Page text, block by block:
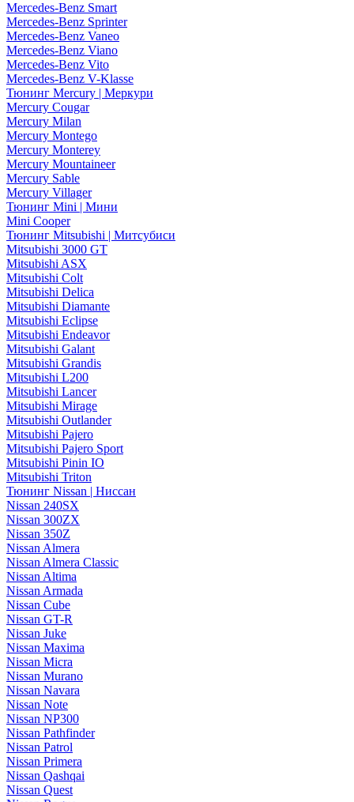
Mercedes-Benz Smart
Mercedes-Benz Sprinter
Mercedes-Benz Vaneo
Mercedes-Benz Viano
Mercedes-Benz Vito
Mercedes-Benz V-Klasse
Тюнинг Mercury | Меркури
Mercury Cougar
Mercury Milan
Mercury Montego
Mercury Monterey
Mercury Mountaineer
Mercury Sable
Mercury Villager
Тюнинг Mini | Мини
Mini Cooper
Тюнинг Mitsubishi | Митсубиси
Mitsubishi 3000 GT
Mitsubishi ASX
Mitsubishi Colt
Mitsubishi Delica
Mitsubishi Diamante
Mitsubishi Eclipse
Mitsubishi Endeavor
Mitsubishi Galant
Mitsubishi Grandis
Mitsubishi L200
Mitsubishi Lancer
Mitsubishi Mirage
Mitsubishi Outlander
Mitsubishi Pajero
Mitsubishi Pajero Sport
Mitsubishi Pinin IO
Mitsubishi Triton
Тюнинг Nissan | Ниссан
Nissan 240SX
Nissan 300ZX
Nissan 350Z
Nissan Almera
Nissan Almera Classic
Nissan Altima
Nissan Armada
Nissan Cube
Nissan GT-R
Nissan Juke
Nissan Maxima
Nissan Micra
Nissan Murano
Nissan Navara
Nissan Note
Nissan NP300
Nissan Pathfinder
Nissan Patrol
Nissan Primera
Nissan Qashqai
Nissan Quest